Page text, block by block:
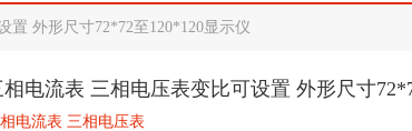
置 外形尺寸72*72至120*120显示仪
相电流表 三相电压表变比可设置 外形尺寸
电流表 三相电压表